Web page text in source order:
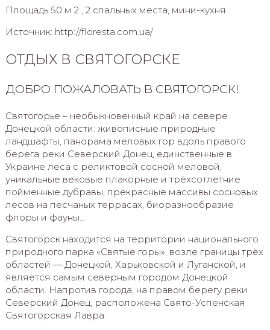
Площадь 50 м 2 , 2 спальных места, мини-кухня
Источник: http://floresta.com.ua/
ОТДЫХ В СВЯТОГОРСКЕ
ДОБРО ПОЖАЛОВАТЬ В СВЯТОГОРСК!
Святогорье – необыкновенный край на севере
Донецкой области: живописные природные
ландшафты, панорама меловых гор вдоль правого
берега реки Северский Донец, единственные в
Украине леса с реликтовой сосной меловой,
уникальные вековые плакорные и трёхсотлетние
пойменные дубравы, прекрасные массивы сосновых
лесов на песчаных террасах, биоразнообразие
флоры и фауны…
Святогорск находится на территории национального
природного парка «Святые горы», возле границы трёх
областей — Донецкой, Харьковской и Луганской, и
является самым северным городом Донецкой
области. Напротив города, на правом берегу реки
Северский Донец, расположена Свято-Успенская
Святогорская Лавра.